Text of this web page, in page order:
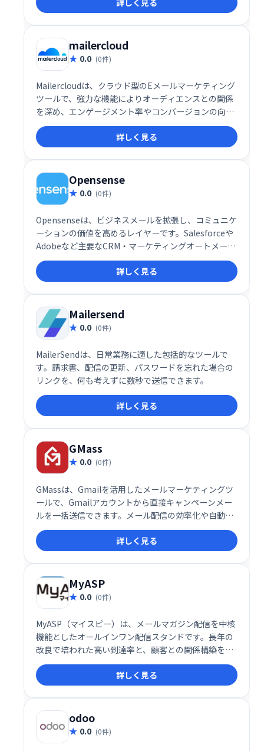
ラクティスに基づいた教育機能も提供し、自動化の最
適化、配信・エンゲージメントの改善を実現します。
ビジネスの成長を加速させる強力なツールです。
mailercloud
0.0 (0件)
Mailercloudは、クラウド型のEメールマーケティング
ツールで、強力な機能によりオーディエンスとの関係
を深め、エンゲージメント率やコンバージョンの向上
を支援します。直感的なインターフェースと柔軟な機
能で、マーケティングキャンペーンを効果的に展開し
たい企業に最適です。
詳しく見る
Opensense
0.0 (0件)
Opensenseは、ビジネスメールを拡張し、コミュニケ
ーションの価値を高めるレイヤーです。Salesforceや
Adobeなど主要なCRM・マーケティングオートメーシ
ョンツールとのネイティブ連携により、メール送信時
に3つの強力な機能を利用可能。日常業務の効率化と
生産性向上に貢献します。よりスマートなコミュニケ
ーションで、ビジネスの可能性を最大限に引き出しま
しょう。
詳しく見る
Mailersend
0.0 (0件)
MailerSendは、日常業務に適した包括的なツールで
す。請求書、配信の更新、パスワードを忘れた場合の
リンクを、何も考えずに数秒で送信できます。
詳しく見る
GMass
0.0 (0件)
GMassは、Gmailを活用したメールマーケティングツ
ールで、Gmailアカウントから直接キャンペーンメー
ルを一括送信できます。メール配信の効率化や自動化
を実現し、ビジネスの成長をサポートする強力なプラ
グインです。
詳しく見る
MyASP
0.0 (0件)
MyASP（マイスピー）は、メールマガジン配信を中核
機能としたオールインワン配信スタンドです。長年の
改良で培われた高い到達率と、顧客との関係構築を支
援する機能が充実。安定した成果に繋がるビジネスを
実現します。メール配信だけでなく、顧客とのリレー
ションシップ強化にも貢献し、ビジネスの成長をサポ
ートします。
詳しく見る
odoo
0.0 (0件)